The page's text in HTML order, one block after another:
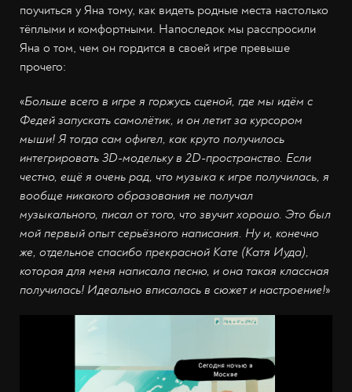
поучиться у Яна тому, как видеть родные места настолько
тёплыми и комфортными. Напоследок мы расспросили
Яна о том, чем он гордится в своей игре превыше
прочего:
«Больше всего в игре я горжусь сценой, где мы идём с
Федей запускать самолётик, и он летит за курсором
мыши! Я тогда сам офигел, как круто получилось
интегрировать 3D-модельку в 2D-пространство. Если
честно, ещё я очень рад, что музыка к игре получилась, я
вообще никакого образования не получал
музыкального, писал от того, что звучит хорошо. Это был
мой первый опыт серьёзного написания. Ну и, конечно
же, отдельное спасибо прекрасной Кате (Катя Иуда),
которая для меня написала песню, и она такая классная
получилась! Идеально вписалась в сюжет и настроение!»